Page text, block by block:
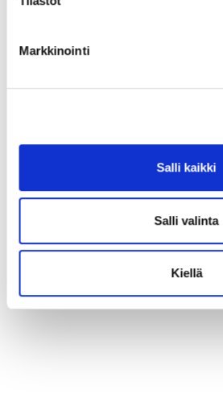
Markkinointi
Salli kaikki
Salli valinta
Kiellä